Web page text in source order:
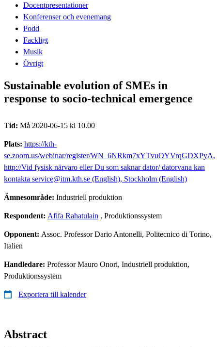
Docentpresentationer
Konferenser och evenemang
Podd
Fackligt
Musik
Övrigt
Sustainable evolution of SMEs in
response to socio-technical emergence
Tid: Må 2020-06-15 kl 10.00
Plats: https://kth-
se.zoom.us/webinar/register/WN_6NRkm7xYTvuOYVrqGDXPyA,
http://Vid fysisk närvaro eller Du som saknar dator/ datorvana kan
kontakta service@itm.kth.se (English), Stockholm (English)
Ämnesområde: Industriell produktion
Respondent: Afifa Rahatulain , Produktionssystem
Opponent: Assoc. Professor Dario Antonelli, Politecnico di Torino,
Italien
Handledare: Professor Mauro Onori, Industriell produktion,
Produktionssystem
Exportera till kalender
Abstract